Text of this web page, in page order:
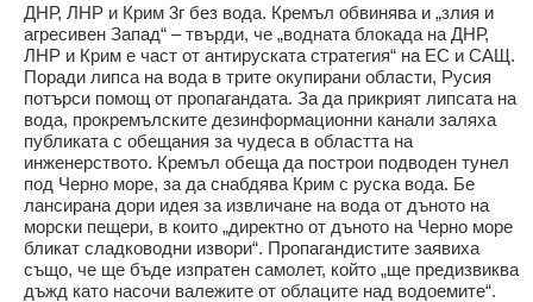
ДНР, ЛНР и Крим 3г без вода. Кремъл обвинява и „злия и
агресивен Запад“ – твърди, че „водната блокада на ДНР,
ЛНР и Крим е част от антируската стратегия“ на ЕС и САЩ.
Поради липса на вода в трите окупирани области, Русия
потърси помощ от пропагандата. За да прикрият липсата на
вода, прокремълските дезинформационни канали заляха
публиката с обещания за чудеса в областта на
инженерството. Кремъл обеща да построи подводен тунел
под Черно море, за да снабдява Крим с руска вода. Бе
лансирана дори идея за извличане на вода от дъното на
морски пещери, в които „директно от дъното на Черно море
бликат сладководни извори“. Пропагандистите заявиха
също, че ще бъде изпратен самолет, който „ще предизвиква
дъжд като насочи валежите от облаците над водоемите“.